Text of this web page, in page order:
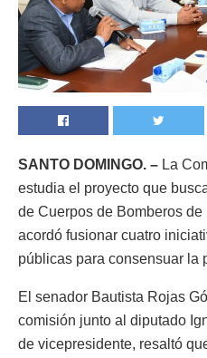
SANTO DOMINGO. – La
estudia el proyecto que
de Cuerpos de Bomberos
acordó fusionar cuatro
públicas para consensuar la
El senador Bautista Rojas
comisión junto al diputado
de vicepresidente, resaltó